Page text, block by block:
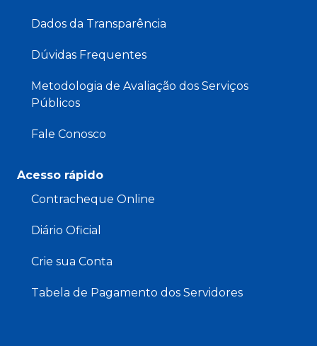
Dados da Transparência
Dúvidas Frequentes
Metodologia de Avaliação dos Serviços
Públicos
Fale Conosco
Acesso rápido
Contracheque Online
Diário Oficial
Crie sua Conta
Tabela de Pagamento dos Servidores